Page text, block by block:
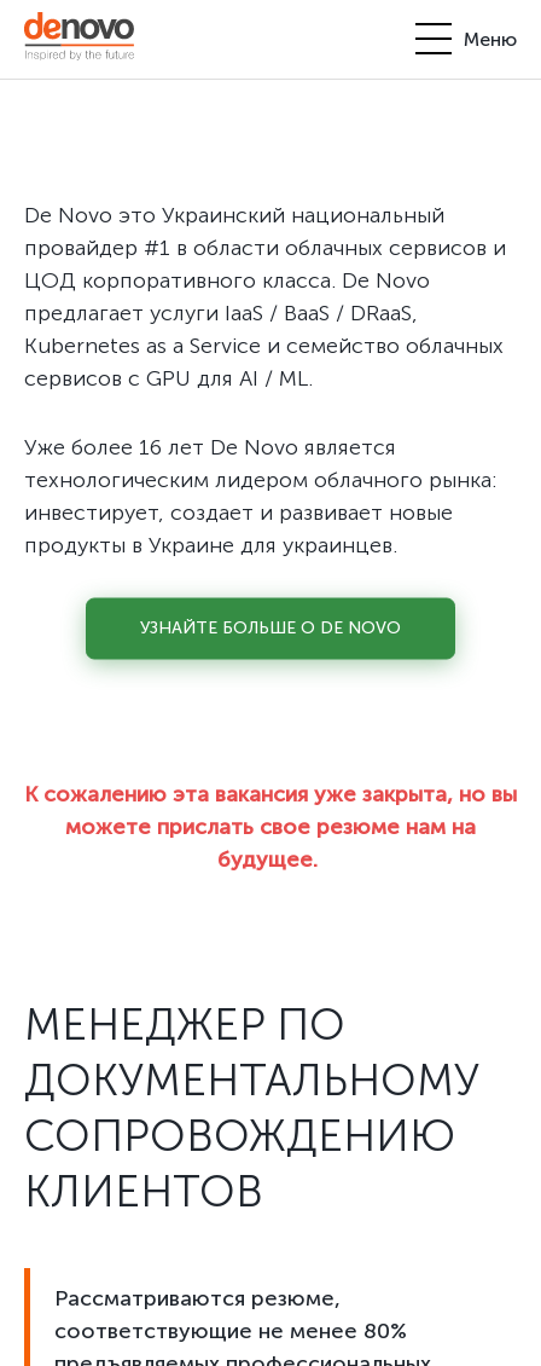
Меню
Партнерство
Блог
+380-44-200-93-39
request@denovo.ua
De Novo это Украинский национальный
провайдер #1 в области облачных сервисов и
ЦОД корпоративного класса. De Novo
предлагает услуги IaaS / BaaS / DRaaS,
Kubernetes as a Service и семейство облачных
сервисов с GPU для AI / ML.
Уже более 16 лет De Novo является
технологическим лидером облачного рынка:
инвестирует, создает и развивает новые
продукты в Украине для украинцев.
УЗНАЙТЕ БОЛЬШЕ О DE NOVO
К сожалению эта вакансия уже закрыта, но вы
можете прислать свое резюме нам на
будущее.
МЕНЕДЖЕР ПО
ДОКУМЕНТАЛЬНОМУ
СОПРОВОЖДЕНИЮ
КЛИЕНТОВ
Рассматриваются резюме,
соответствующие не менее 80%